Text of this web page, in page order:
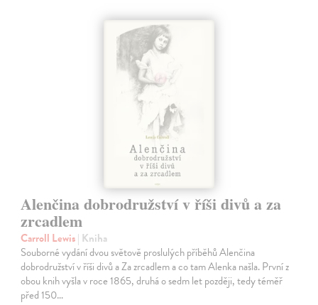
Alenčina dobrodružství v říši divů a za
zrcadlem
Carroll Lewis| Kniha
Souborné vydání dvou světově proslulých příběhů Alenčina
dobrodružství v říši divů a Za zrcadlem a co tam Alenka našla. První z
obou knih vyšla v roce 1865, druhá o sedm let později, tedy téměř
před 150…